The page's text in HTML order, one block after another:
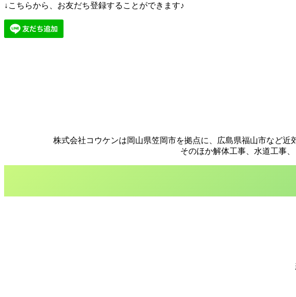
↓こちらから、お友だち登録することができます♪
株式会社コウケンは岡山県笠岡市を拠点に、広島県福山市など
そのほか解体工事、水道工事